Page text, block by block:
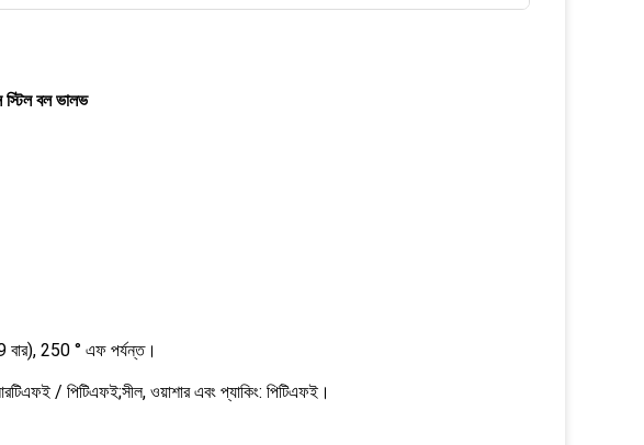
স্টিল বল ভালভ
250 ° এফ পর্যন্ত।
/ পিটিএফই;সীল, ওয়াশার এবং প্যাকিং: পিটিএফই।